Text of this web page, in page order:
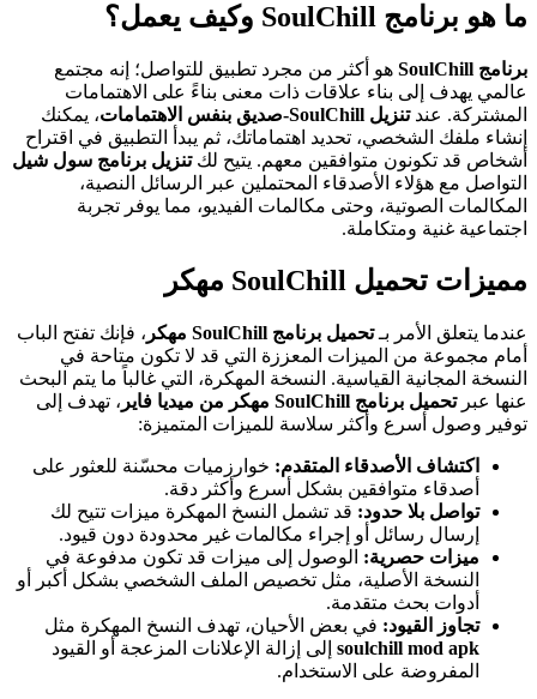
ما هو برنامج SoulChill وكيف يعمل؟
برنامج SoulChill
هو أكثر من مجرد تطبيق للتواصل؛ إنه مجتمع
عالمي يهدف إلى بناء علاقات ذات معنى بناءً على الاهتمامات
المشتركة. عند تنزيل SoulChill-صديق بنفس الاهتمامات
، يمكنك
إنشاء ملفك الشخصي، تحديد اهتماماتك، ثم يبدأ التطبيق في اقتراح
أشخاص قد تكونون متوافقين معهم. يتيح لك تنزيل برنامج سول شيل
التواصل مع هؤلاء الأصدقاء المحتملين عبر الرسائل النصية،
المكالمات الصوتية، وحتى مكالمات الفيديو، مما يوفر تجربة
اجتماعية غنية ومتكاملة.
مميزات تحميل SoulChill مهكر
عندما يتعلق الأمر بـتحميل برنامج SoulChill مهكر
، فإنك تفتح الباب
أمام مجموعة من الميزات المعززة التي قد لا تكون متاحة في
النسخة المجانية القياسية. النسخة المهكرة، التي غالباً ما يتم البحث
عنها عبر تحميل برنامج SoulChill مهكر من ميديا فاير
، تهدف إلى
توفير وصول أسرع وأكثر سلاسة للميزات المتميزة:
اكتشاف الأصدقاء المتقدم: خوارزميات محسّنة للعثور على
أصدقاء متوافقين بشكل أسرع وأكثر دقة.
تواصل بلا حدود: قد تشمل النسخ المهكرة ميزات تتيح لك
إرسال رسائل أو إجراء مكالمات غير محدودة دون قيود.
ميزات حصرية: الوصول إلى ميزات قد تكون مدفوعة في
النسخة الأصلية، مثل تخصيص الملف الشخصي بشكل أكبر أو
أدوات بحث متقدمة.
تجاوز القيود: في بعض الأحيان، تهدف النسخ المهكرة مثل
soulchill mod apk إلى إزالة الإعلانات المزعجة أو القيود
المفروضة على الاستخدام.